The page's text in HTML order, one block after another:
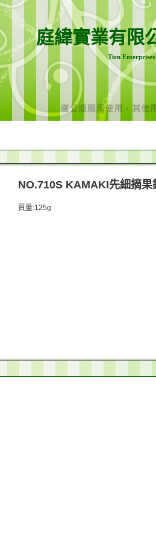
庭緯實業有限
Tien
NO.710S KAMAKI先細摘果
質量:125g